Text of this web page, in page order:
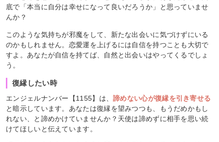
底で「本当に自分は幸せになって良いだろうか」と思っていませ
んか？
このような気持ちが邪魔をして、新たな出会いに気づけずにいる
のかもしれません。恋愛運を上げるには自信を持つことも大切で
すよ。あなたが自信を持てば、自然と出会いはやってくるでしょ
う。
復縁したい時
エンジェルナンバー【1155】は、諦めない心が復縁を引き寄せる
と暗示しています。あなたは復縁を望みつつも、もうだめかもし
れない、と諦めかけていませんか？天使は諦めずに相手を思い続
けてほしいと伝えています。